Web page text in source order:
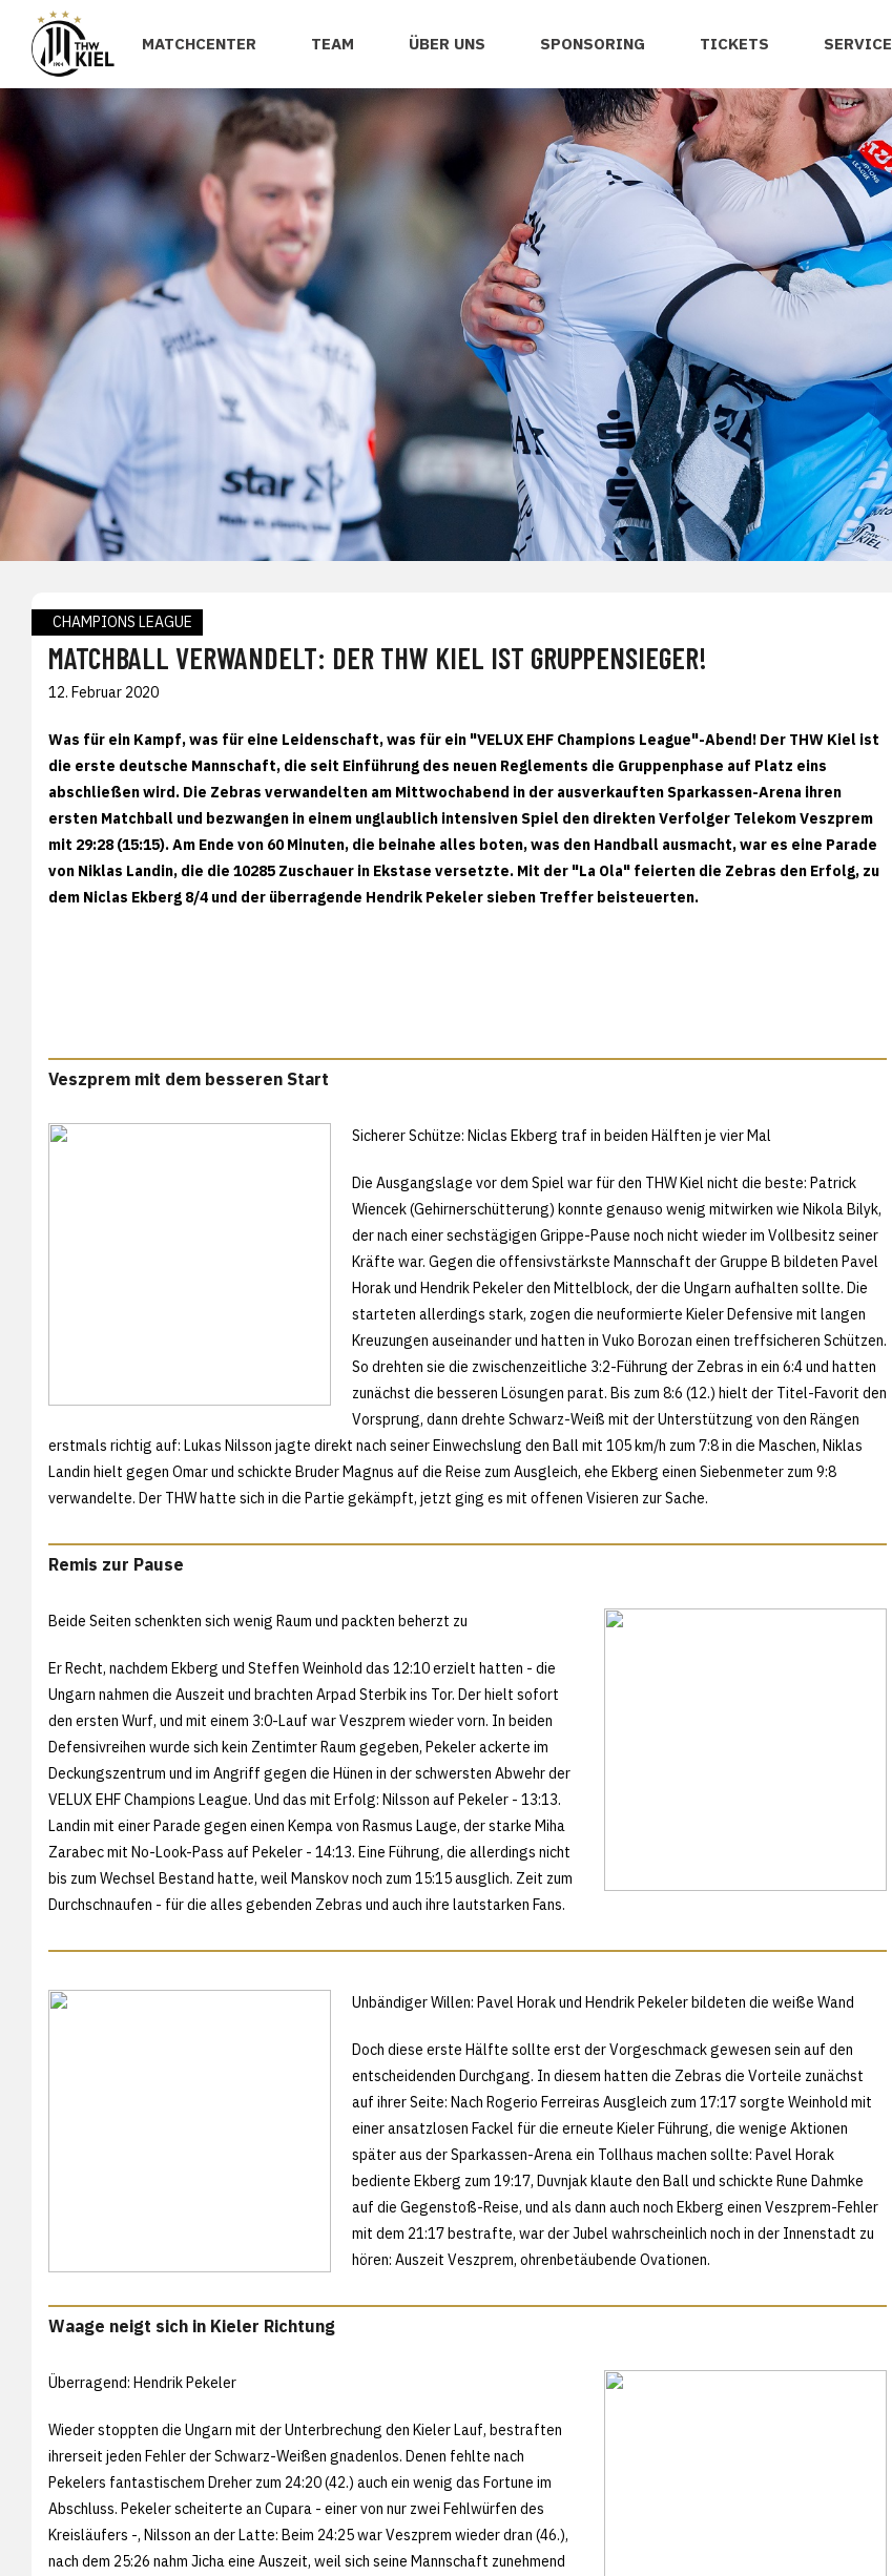
MATCHCENTER TEAM ÜBER UNS SPONSORING TICKETS SERVICE
CHAMPIONS LEAGUE
MATCHBALL VERWANDELT: DER THW KIEL IST GRUPPENSIEGER!
12. Februar 2020
Was für ein Kampf, was für eine Leidenschaft, was für ein "VELUX EHF Champions League"-Abend! Der THW Kiel ist
die erste deutsche Mannschaft, die seit Einführung des neuen Reglements die Gruppenphase auf Platz eins
abschließen wird. Die Zebras verwandelten am Mittwochabend in der ausverkauften Sparkassen-Arena ihren
ersten Matchball und bezwangen in einem unglaublich intensiven Spiel den direkten Verfolger Telekom Veszprem
mit 29:28 (15:15). Am Ende von 60 Minuten, die beinahe alles boten, was den Handball ausmacht, war es eine Parade
von Niklas Landin, die die 10285 Zuschauer in Ekstase versetzte. Mit der "La Ola" feierten die Zebras den Erfolg, zu
dem Niclas Ekberg 8/4 und der überragende Hendrik Pekeler sieben Treffer beisteuerten.
Veszprem mit dem besseren Start
Sicherer Schütze: Niclas Ekberg traf in beiden Hälften je vier Mal
Die Ausgangslage vor dem Spiel war für den THW Kiel nicht die beste: Patrick
Wiencek (Gehirnerschütterung) konnte genauso wenig mitwirken wie Nikola Bilyk,
der nach einer sechstägigen Grippe-Pause noch nicht wieder im Vollbesitz seiner
Kräfte war. Gegen die offensivstärkste Mannschaft der Gruppe B bildeten Pavel
Horak und Hendrik Pekeler den Mittelblock, der die Ungarn aufhalten sollte. Die
starteten allerdings stark, zogen die neuformierte Kieler Defensive mit langen
Kreuzungen auseinander und hatten in Vuko Borozan einen treffsicheren Schützen.
So drehten sie die zwischenzeitliche 3:2-Führung der Zebras in ein 6:4 und hatten
zunächst die besseren Lösungen parat. Bis zum 8:6 (12.) hielt der Titel-Favorit den
Vorsprung, dann drehte Schwarz-Weiß mit der Unterstützung von den Rängen
erstmals richtig auf: Lukas Nilsson jagte direkt nach seiner Einwechslung den Ball mit 105 km/h zum 7:8 in die Maschen, Niklas
Landin hielt gegen Omar und schickte Bruder Magnus auf die Reise zum Ausgleich, ehe Ekberg einen Siebenmeter zum 9:8
verwandelte. Der THW hatte sich in die Partie gekämpft, jetzt ging es mit offenen Visieren zur Sache.
Remis zur Pause
Beide Seiten schenkten sich wenig Raum und packten beherzt zu
Er Recht, nachdem Ekberg und Steffen Weinhold das 12:10 erzielt hatten - die
Ungarn nahmen die Auszeit und brachten Arpad Sterbik ins Tor. Der hielt sofort
den ersten Wurf, und mit einem 3:0-Lauf war Veszprem wieder vorn. In beiden
Defensivreihen wurde sich kein Zentimter Raum gegeben, Pekeler ackerte im
Deckungszentrum und im Angriff gegen die Hünen in der schwersten Abwehr der
VELUX EHF Champions League. Und das mit Erfolg: Nilsson auf Pekeler - 13:13.
Landin mit einer Parade gegen einen Kempa von Rasmus Lauge, der starke Miha
Zarabec mit No-Look-Pass auf Pekeler - 14:13. Eine Führung, die allerdings nicht
bis zum Wechsel Bestand hatte, weil Manskov noch zum 15:15 ausglich. Zeit zum
Durchschnaufen - für die alles gebenden Zebras und auch ihre lautstarken Fans.
Unbändiger Willen: Pavel Horak und Hendrik Pekeler bildeten die weiße Wand
Doch diese erste Hälfte sollte erst der Vorgeschmack gewesen sein auf den
entscheidenden Durchgang. In diesem hatten die Zebras die Vorteile zunächst
auf ihrer Seite: Nach Rogerio Ferreiras Ausgleich zum 17:17 sorgte Weinhold mit
einer ansatzlosen Fackel für die erneute Kieler Führung, die wenige Aktionen
später aus der Sparkassen-Arena ein Tollhaus machen sollte: Pavel Horak
bediente Ekberg zum 19:17, Duvnjak klaute den Ball und schickte Rune Dahmke
auf die Gegenstoß-Reise, und als dann auch noch Ekberg einen Veszprem-Fehler
mit dem 21:17 bestrafte, war der Jubel wahrscheinlich noch in der Innenstadt zu
hören: Auszeit Veszprem, ohrenbetäubende Ovationen.
Waage neigt sich in Kieler Richtung
Überragend: Hendrik Pekeler
Wieder stoppten die Ungarn mit der Unterbrechung den Kieler Lauf, bestraften
ihrerseit jeden Fehler der Schwarz-Weißen gnadenlos. Denen fehlte nach
Pekelers fantastischem Dreher zum 24:20 (42.) auch ein wenig das Fortune im
Abschluss. Pekeler scheiterte an Cupara - einer von nur zwei Fehlwürfen des
Kreisläufers -, Nilsson an der Latte: Beim 24:25 war Veszprem wieder dran (46.),
nach dem 25:26 nahm Jicha eine Auszeit, weil sich seine Mannschaft zunehmend